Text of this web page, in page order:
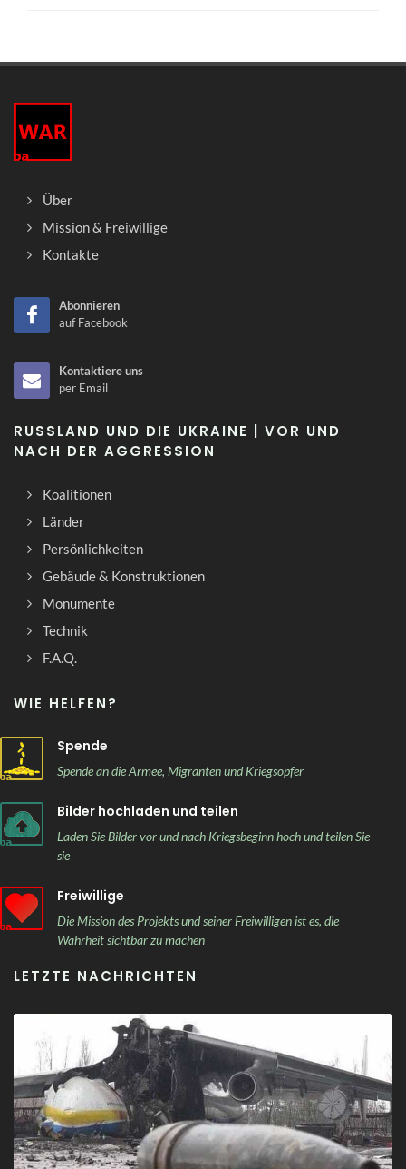
Über
Mission & Freiwillige
Kontakte
Abonnieren
auf Facebook
Kontaktiere uns
per Email
RUSSLAND UND DIE UKRAINE | VOR UND
NACH DER AGGRESSION
Koalitionen
Länder
Persönlichkeiten
Gebäude & Konstruktionen
Monumente
Technik
F.A.Q.
WIE HELFEN?
Spende
Spende an die Armee, Migranten und Kriegsopfer
Bilder hochladen und teilen
Laden Sie Bilder vor und nach Kriegsbeginn hoch und teilen Sie
sie
Freiwillige
Die Mission des Projekts und seiner Freiwilligen ist es, die
Wahrheit sichtbar zu machen
LETZTE NACHRICHTEN